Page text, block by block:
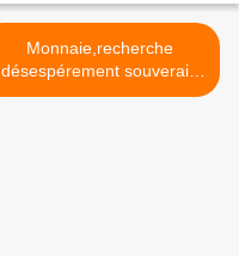
Monnaie,recherche
désespérement souverain
sérieux >